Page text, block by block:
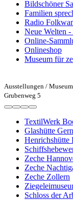
Bildschöner
Familien
Radio
Neue Welten
Online-
Onlineshop
Museum für
Ausstellungen / Museum
Grubenweg 5
TextilWerk
Glashütte
Henrichshütte
Zeche
Zeche
Zeche Zollern
Schloss der